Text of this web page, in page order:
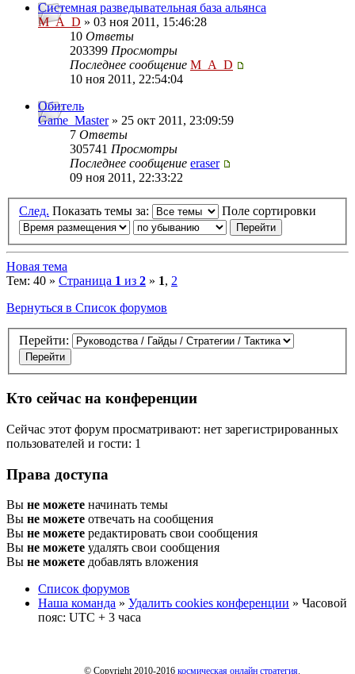
Системная разведывательная база альянса
M_A_D » 03 ноя 2011, 15:46:28
10 Ответы
203399 Просмотры
Последнее сообщение M_A_D
10 ноя 2011, 22:54:04
Обитель
Game_Master» 25 окт 2011, 23:09:59
7 Ответы
305741 Просмотры
Последнее сообщение eraser
09 ноя 2011, 22:33:22
След. Показать темы за: Поле сортировки
Новая тема
Тем: 40 » Страница 1 из 2 » 1, 2
Вернуться в Список форумов
Перейти:
Кто сейчас на конференции
Сейчас этот форум просматривают: нет зарегистрированных
пользователей и гости: 1
Права доступа
Вы не можете начинать темы
Вы не можете отвечать на сообщения
Вы не можете редактировать свои сообщения
Вы не можете удалять свои сообщения
Вы не можете добавлять вложения
Список форумов
Наша команда » Удалить cookies конференции » Часовой
пояс: UTC + 3 часа
© Copyright 2010-2016 космическая онлайн стратегия.